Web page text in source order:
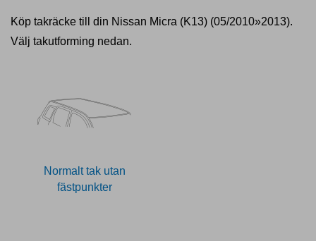
Köp takräcke till din Nissan Micra (K13) (05/2010»2013).
Välj takutforming nedan.
Normalt tak utan
fästpunkter